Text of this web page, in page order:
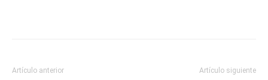
Artículo anterior Artículo siguiente